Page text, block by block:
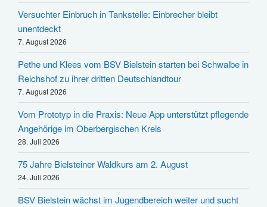
Versuchter Einbruch in Tankstelle: Einbrecher bleibt
unentdeckt
7. August 2026
Pethe und Klees vom BSV Bielstein starten bei Schwalbe in
Reichshof zu ihrer dritten Deutschlandtour
7. August 2026
Vom Prototyp in die Praxis: Neue App unterstützt pflegende
Angehörige im Oberbergischen Kreis
28. Juli 2026
75 Jahre Bielsteiner Waldkurs am 2. August
24. Juli 2026
BSV Bielstein wächst im Jugendbereich weiter und sucht